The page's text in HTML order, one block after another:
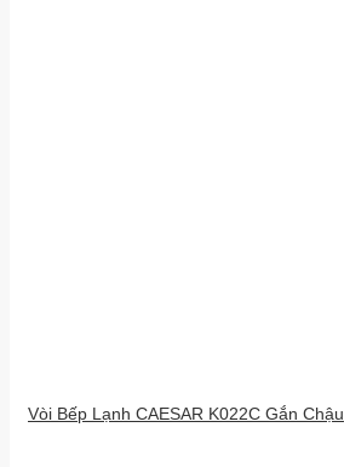
Vòi Bếp Lạnh CAESAR K022C Gắn Chậu